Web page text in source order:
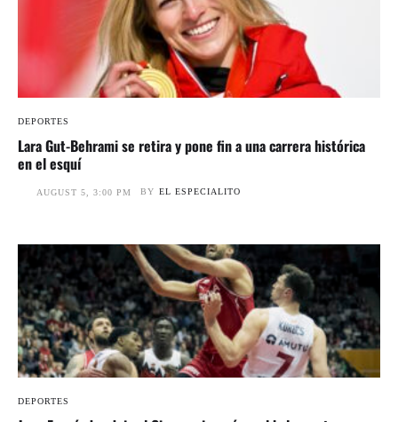
DEPORTES
Lara Gut-Behrami se retira y pone fin a una carrera histórica
en el esquí
AUGUST 5, 3:00 PM BY EL ESPECIALITO
DEPORTES